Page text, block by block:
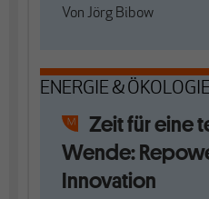
Von Jörg Bibow
ENERGIE & ÖKOLOGIE
Zeit für eine
Wende:
Innovation